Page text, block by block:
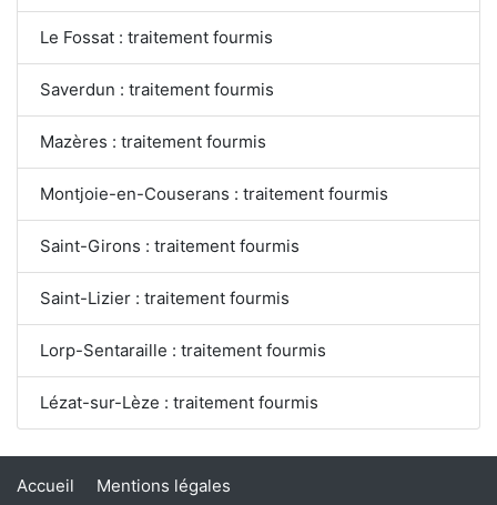
Le Fossat : traitement fourmis
Saverdun : traitement fourmis
Mazères : traitement fourmis
Montjoie-en-Couserans : traitement fourmis
Saint-Girons : traitement fourmis
Saint-Lizier : traitement fourmis
Lorp-Sentaraille : traitement fourmis
Lézat-sur-Lèze : traitement fourmis
Accueil Mentions légales